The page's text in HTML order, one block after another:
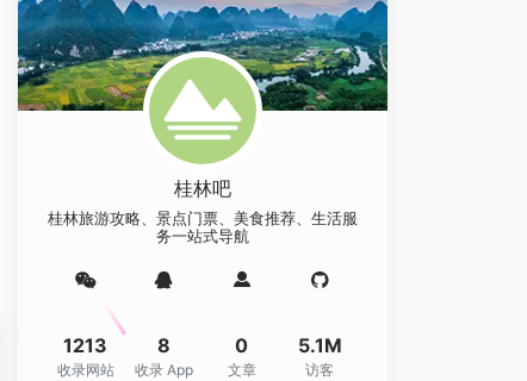
桂林吧
桂林旅游攻略、景点门票、美食推荐、生活服
务一站式导航
1213
收录网站
8
收录 App
0
文章
5.1M
访客